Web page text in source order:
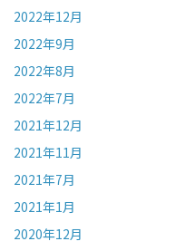
2022年12月
2022年9月
2022年8月
2022年7月
2021年12月
2021年11月
2021年7月
2021年1月
2020年12月